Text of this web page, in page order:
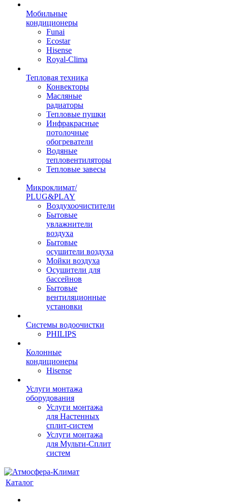
Мобильные
кондиционеры
Funai
Ecostar
Hisense
Royal-Clima
Тепловая техника
Конвекторы
Масляные
радиаторы
Тепловые пушки
Инфракрасные
потолочные
обогреватели
Водяные
тепловентиляторы
Тепловые завесы
Микроклимат/
PLUG&PLAY
Воздухоочистители
Бытовые
увлажнители
воздуха
Бытовые
осушители воздуха
Мойки воздуха
Осушители для
бассейнов
Бытовые
вентиляционные
установки
Системы водоочистки
PHILIPS
Колонные
кондиционеры
Hisense
Услуги монтажа
оборудования
Услуги монтажа
для Настенных
сплит-систем
Услуги монтажа
для Мульти-Сплит
систем
Каталог